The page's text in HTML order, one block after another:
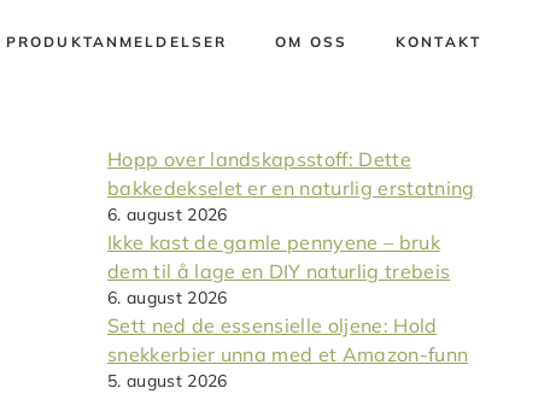
PRODUKTANMELDELSER OM OSS KONTAKT
Hopp over landskapsstoff: Dette
bakkedekselet er en naturlig erstatning
6. august 2026
Ikke kast de gamle pennyene – bruk
dem til å lage en DIY naturlig trebeis
6. august 2026
Sett ned de essensielle oljene: Hold
snekkerbier unna med et Amazon-funn
5. august 2026